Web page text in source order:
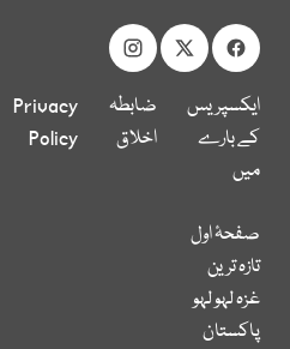
ایکسپریس
کے بارے
میں
ضابطہ
اخلاق
Privacy
Policy
صفحۂ اول
تازہ ترین
غزہ لہو لہو
پاکستان